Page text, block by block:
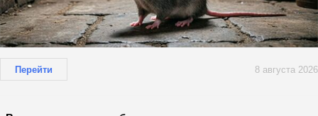
Перейти 8 августа 2026